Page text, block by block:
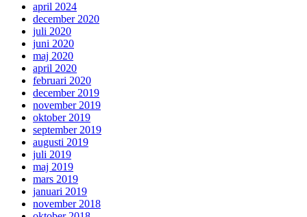
april 2024
december 2020
juli 2020
juni 2020
maj 2020
april 2020
februari 2020
december 2019
november 2019
oktober 2019
september 2019
augusti 2019
juli 2019
maj 2019
mars 2019
januari 2019
november 2018